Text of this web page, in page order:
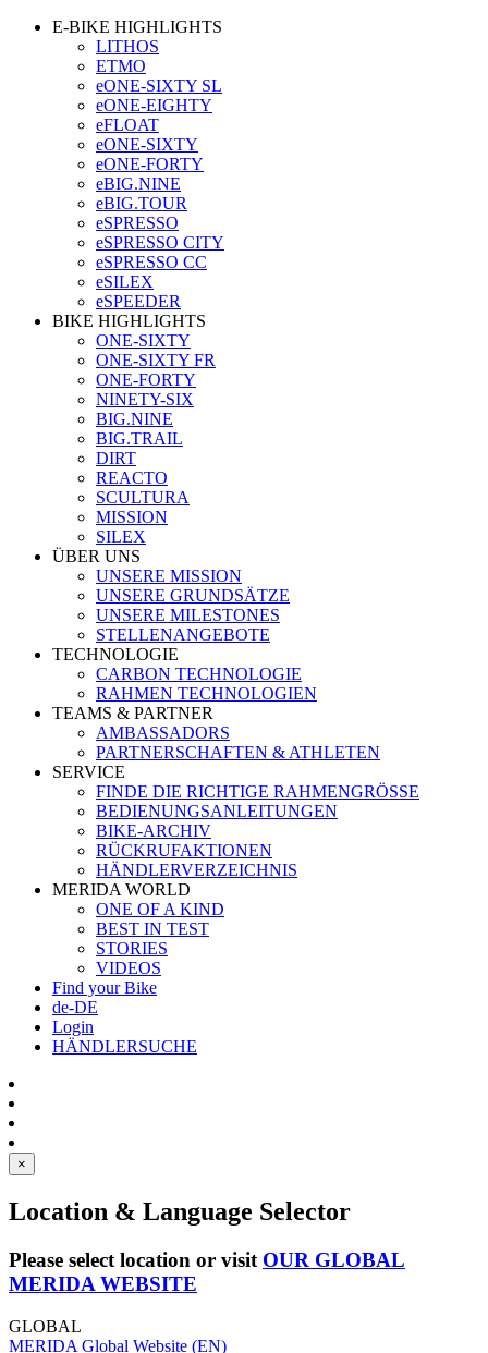
E-BIKE HIGHLIGHTS
LITHOS
ETMO
eONE-SIXTY SL
eONE-EIGHTY
eFLOAT
eONE-SIXTY
eONE-FORTY
eBIG.NINE
eBIG.TOUR
eSPRESSO
eSPRESSO CITY
eSPRESSO CC
eSILEX
eSPEEDER
BIKE HIGHLIGHTS
ONE-SIXTY
ONE-SIXTY FR
ONE-FORTY
NINETY-SIX
BIG.NINE
BIG.TRAIL
DIRT
REACTO
SCULTURA
MISSION
SILEX
ÜBER UNS
UNSERE MISSION
UNSERE GRUNDSÄTZE
UNSERE MILESTONES
STELLENANGEBOTE
TECHNOLOGIE
CARBON TECHNOLOGIE
RAHMEN TECHNOLOGIEN
TEAMS & PARTNER
AMBASSADORS
PARTNERSCHAFTEN & ATHLETEN
SERVICE
FINDE DIE RICHTIGE RAHMENGRÖSSE
BEDIENUNGSANLEITUNGEN
BIKE-ARCHIV
RÜCKRUFAKTIONEN
HÄNDLERVERZEICHNIS
MERIDA WORLD
ONE OF A KIND
BEST IN TEST
STORIES
VIDEOS
Find your Bike
de-DE
Login
HÄNDLERSUCHE
×
Location & Language Selector
Please select location or visit OUR GLOBAL
MERIDA WEBSITE
GLOBAL
MERIDA Global Website (EN)